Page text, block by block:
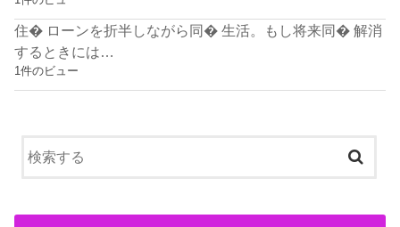
住� ローンを折半しながら同� 生活。もし将来同� 解消
するときには…
1件のビュー